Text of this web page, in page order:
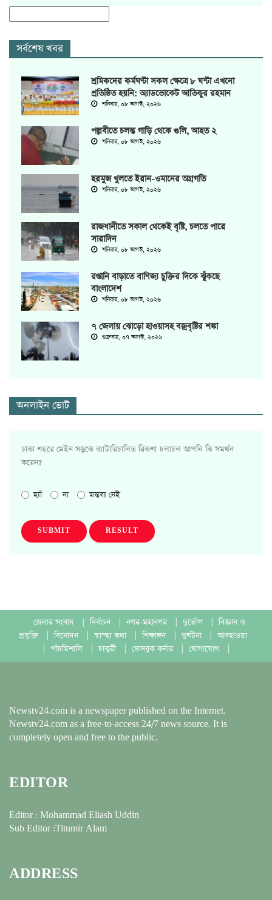
সর্বশেষ খবর
শ্রমিকদের কর্মঘণ্টা সকল ক্ষেত্রে ৮ ঘন্টা এখনো
প্রতিষ্ঠিত হয়নি: অ্যাডভোকেট আতিকুর রহমান
শনিবার, ০৮ আগস্ট, ২০২৬
পল্লবীতে চলন্ত গাড়ি থেকে গুলি, আহত ২
শনিবার, ০৮ আগস্ট, ২০২৬
হরমুজ খুলতে ইরান-ওমানের অগ্রগতি
শনিবার, ০৮ আগস্ট, ২০২৬
রাজধানীতে সকাল থেকেই বৃষ্টি, চলতে পারে
সারাদিন
শনিবার, ০৮ আগস্ট, ২০২৬
রপ্তানি বাড়াতে বাণিজ্য চুক্তির দিকে ঝুঁকছে
বাংলাদেশ
শনিবার, ০৮ আগস্ট, ২০২৬
৭ জেলায় ঝোড়ো হাওয়াসহ বজ্রবৃষ্টির শঙ্কা
শুক্রবার, ০৭ আগস্ট, ২০২৬
অনলাইন ভোট
ঢাকা শহরে মেইন সড়কে ব্যাটারিচালিত রিকশা চলাচল আপনি কি সমর্থন
করেন?
হ্যাঁ না মন্তব্য নেই
SUBMIT RESULT
জেলার সংবাদ নির্বাচন নগর-মহানগর দুর্ভোগ
বিজ্ঞান ও
প্রযুক্তি
বিনোদন স্বাস্হ্য কথা শিক্ষাঙ্গন দুর্ঘটনা
আবহাওয়া
পাঁচমিশালি চাকুরী ফেসবুক কর্নার যোগাযোগ
Newstv24.com is a newspaper published on the Internet.
Newstv24.com as a free-to-access 24/7 news source. It is
completely open and free to the public.
EDITOR
Editor : Mohammad Eliash Uddin
Sub Editor :Titumir Alam
ADDRESS